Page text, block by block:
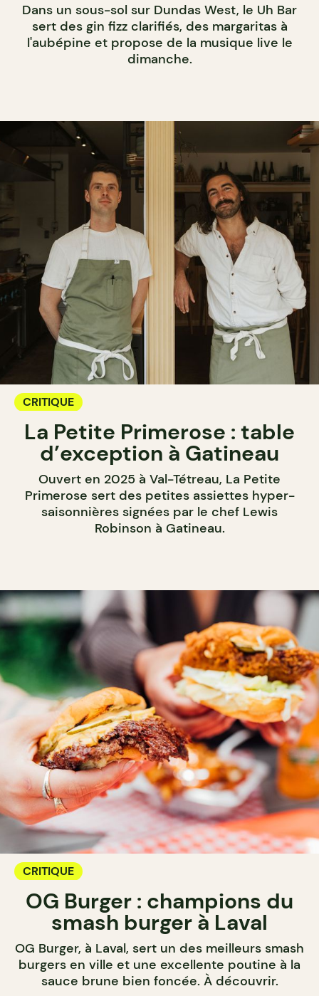
Dans un sous-sol sur Dundas West, le Uh Bar
sert des gin fizz clarifiés, des margaritas à
l'aubépine et propose de la musique live le
dimanche.
CRITIQUE
La Petite Primerose : table
d’exception à Gatineau
Ouvert en 2025 à Val-Tétreau, La Petite
Primerose sert des petites assiettes hyper-
saisonnières signées par le chef Lewis
Robinson à Gatineau.
CRITIQUE
OG Burger : champions du
smash burger à Laval
OG Burger, à Laval, sert un des meilleurs smash
burgers en ville et une excellente poutine à la
sauce brune bien foncée. À découvrir.